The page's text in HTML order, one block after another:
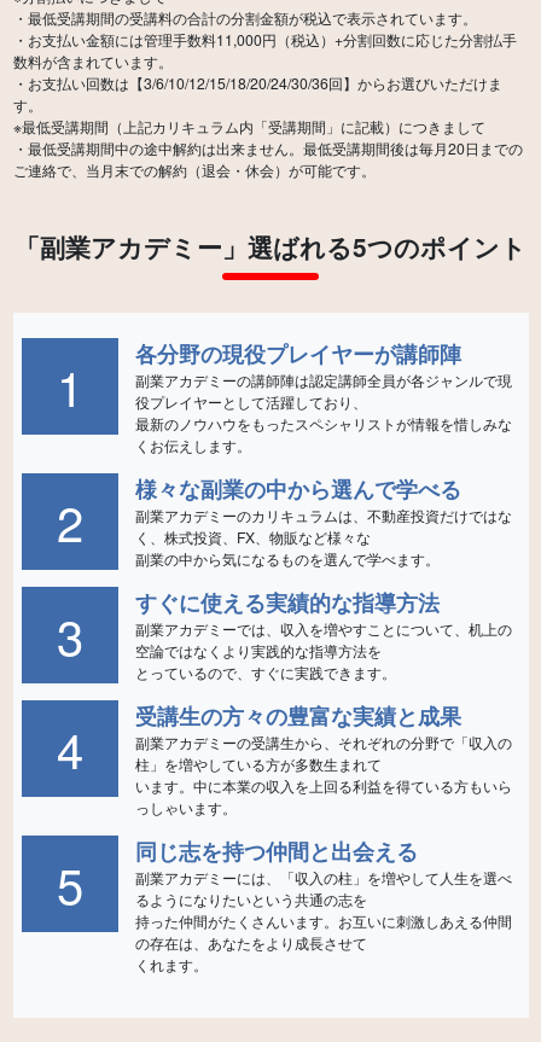
・最低受講期間の受講料の合計の分割金額が税込で表示されています。
・お支払い金額には管理手数料11,000円（税込）+分割回数に応じた分割払手
数料が含まれています。
・お支払い回数は【3/6/10/12/15/18/20/24/30/36回】からお選びいただけま
す。
※最低受講期間（上記カリキュラム内「受講期間」に記載）につきまして
・最低受講期間中の途中解約は出来ません。最低受講期間後は毎月20日までの
「副業アカデミー」選ばれる5つのポイント
1 各分野の現役プレイヤーが講師陣
副業アカデミーの講師陣は認定講師全員が各ジャンルで現
役プレイヤーとして活躍しており、
最新のノウハウをもったスペシャリストが情報を惜しみな
2 様々な副業の中から選んで学べる
副業アカデミーのカリキュラムは、不動産投資だけではな
く、株式投資、FX、物販など様々な
3 すぐに使える実績的な指導方法
副業アカデミーでは、収入を増やすことについて、机上の
空論ではなくより実践的な指導方法を
4 受講生の方々の豊富な実績と成果
副業アカデミーの受講生から、それぞれの分野で「収入の
柱」を増やしている方が多数生まれて
います。中に本業の収入を上回る利益を得ている方もいら
5 同じ志を持つ仲間と出会える
副業アカデミーには、「収入の柱」を増やして人生を選べ
るようになりたいという共通の志を
持った仲間がたくさんいます。お互いに刺激しあえる仲間
の存在は、あなたをより成長させて